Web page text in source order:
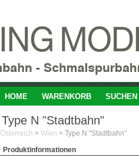
HOME WARENKORB SUCHEN
Type N "Stadtbahn"
Österreich > Wien > Type N "Stadtbahn"
Produktinformationen